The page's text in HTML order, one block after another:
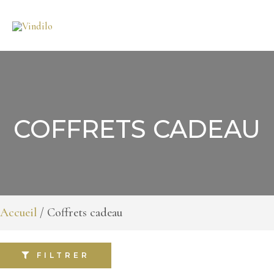
COFFRETS CADEAU
Accueil / Coffrets cadeau
FILTRER